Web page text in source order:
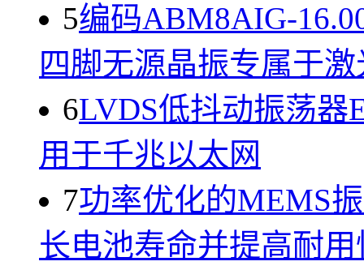
5编码ABM8AIG-
四脚无源晶振专属于
6LVDS低抖动振荡器
用于千兆以太网
7功率优化的MEMS
长电池寿命并提高耐用